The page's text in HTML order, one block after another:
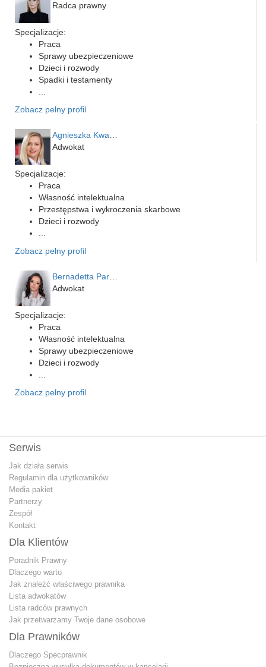
Radca prawny
Specjalizacje:
Praca
Sprawy ubezpieczeniowe
Dzieci i rozwody
Spadki i testamenty
Zobacz pełny profil
Adwokat
Specjalizacje:
Praca
Własność intelektualna
Przestępstwa i wykroczenia skarbowe
Dzieci i rozwody
Zobacz pełny profil
Adwokat
Specjalizacje:
Praca
Własność intelektualna
Sprawy ubezpieczeniowe
Dzieci i rozwody
Zobacz pełny profil
Serwis
Jak działa serwis
Regulamin dla użytkowników
Media pakiet
Partnerzy
Zespół
Kontakt
Dla Klientów
Poradnik Prawny
Dlaczego warto
Jak znależć właściwego prawnika
Lista adwokatów
Lista radców prawnych
Jak przetwarzamy Twoje dane osobowe
Dla Prawników
Dlaczego Specprawnik